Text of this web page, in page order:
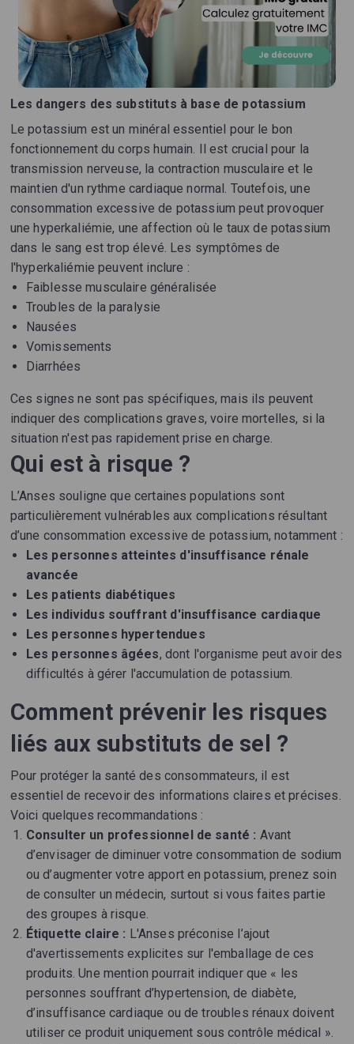
Les dangers des substituts à base de potassium
Le potassium est un minéral essentiel pour le bon
fonctionnement du corps humain. Il est crucial pour la
transmission nerveuse, la contraction musculaire et le
maintien d'un rythme cardiaque normal. Toutefois, une
consommation excessive de potassium peut provoquer
une hyperkaliémie, une affection où le taux de potassium
dans le sang est trop élevé. Les symptômes de
l'hyperkaliémie peuvent inclure :
Faiblesse musculaire généralisée
Troubles de la paralysie
Nausées
Vomissements
Diarrhées
Ces signes ne sont pas spécifiques, mais ils peuvent
indiquer des complications graves, voire mortelles, si la
situation n'est pas rapidement prise en charge.
Qui est à risque ?
L’Anses souligne que certaines populations sont
particulièrement vulnérables aux complications résultant
d’une consommation excessive de potassium, notamment :
Les personnes atteintes d'insuffisance rénale
avancée
Les patients diabétiques
Les individus souffrant d'insuffisance cardiaque
Les personnes hypertendues
Les personnes âgées, dont l'organisme peut avoir des
difficultés à gérer l'accumulation de potassium.
Comment prévenir les risques
liés aux substituts de sel ?
Pour protéger la santé des consommateurs, il est
essentiel de recevoir des informations claires et précises.
Voici quelques recommandations :
Consulter un professionnel de santé : Avant
d’envisager de diminuer votre consommation de sodium
ou d’augmenter votre apport en potassium, prenez soin
de consulter un médecin, surtout si vous faites partie
des groupes à risque.
Étiquette claire : L'Anses préconise l’ajout
d'avertissements explicites sur l'emballage de ces
produits. Une mention pourrait indiquer que « les
personnes souffrant d’hypertension, de diabète,
d’insuffisance cardiaque ou de troubles rénaux doivent
utiliser ce produit uniquement sous contrôle médical ».